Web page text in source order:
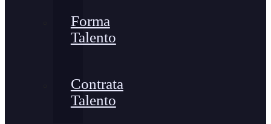
Forma
Talento
Contrata
Talento